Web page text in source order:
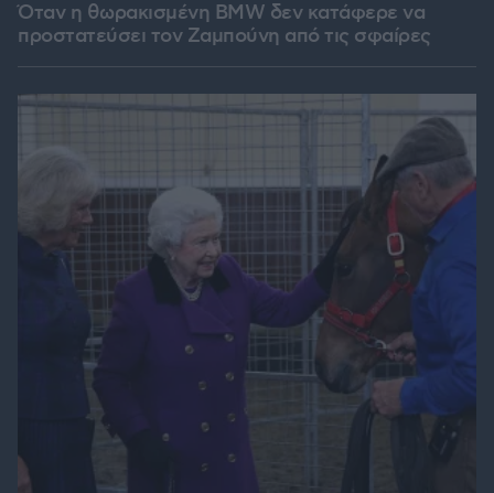
Όταν η θωρακισμένη BMW δεν κατάφερε να
προστατεύσει τον Ζαμπούνη από τις σφαίρες